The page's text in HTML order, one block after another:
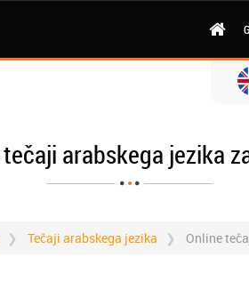
arabskega jezika
Tečaji arabskega jezika Online